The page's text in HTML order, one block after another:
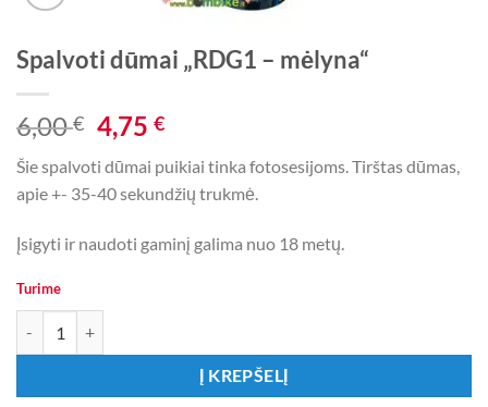
Spalvoti dūmai „RDG1 – mėlyna“
6,00€ Original
price
was:
6,00 €.
4,75€Current
is:
4,75 €.
Šie spalvoti dūmai puikiai tinka fotosesijoms. Tirštas dūmas,
apie +- 35-40 sekundžių trukmė.
Įsigyti ir naudoti gaminį galima nuo 18 metų.
Turime
Į KREPŠELĮ